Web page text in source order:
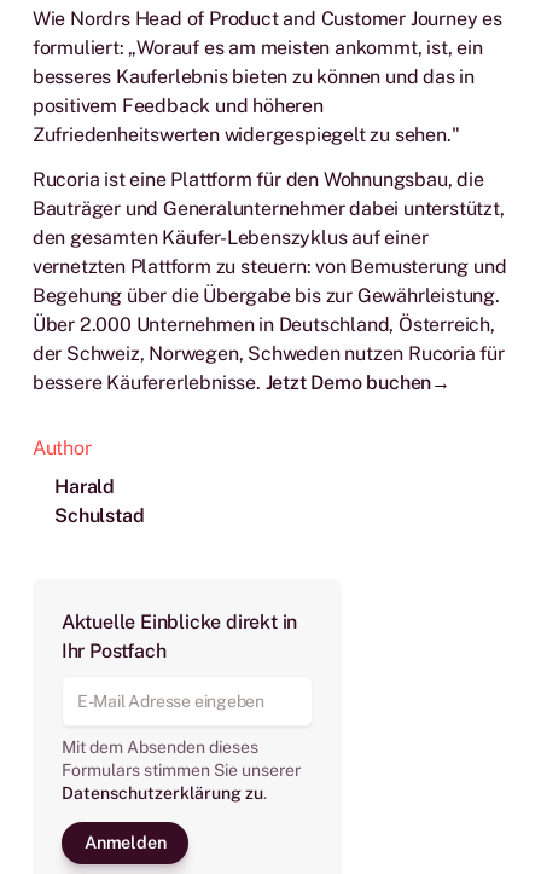
Wie Nordrs Head of Product and Customer Journey es
formuliert: „Worauf es am meisten ankommt, ist, ein
besseres Kauferlebnis bieten zu können und das in
positivem Feedback und höheren
Zufriedenheitswerten widergespiegelt zu sehen."
Rucoria ist eine Plattform für den Wohnungsbau, die
Bauträger und Generalunternehmer dabei unterstützt,
den gesamten Käufer-Lebenszyklus auf einer
vernetzten Plattform zu steuern: von Bemusterung und
Begehung über die Übergabe bis zur Gewährleistung.
Über 2.000 Unternehmen in Deutschland, Österreich,
der Schweiz, Norwegen, Schweden nutzen Rucoria für
bessere Käufererlebnisse. Jetzt Demo buchen→
Author
Harald
Schulstad
Aktuelle Einblicke direkt in
Ihr Postfach
Mit dem Absenden dieses
Formulars stimmen Sie unserer
Datenschutzerklärungzu.